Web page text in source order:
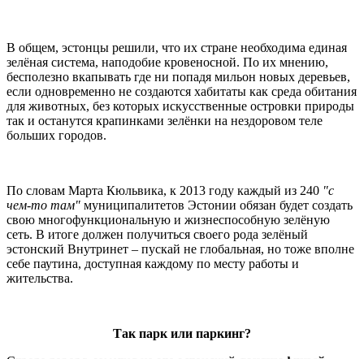
В общем, эстонцы решили, что их стране необходима единая
зелёная система, наподобие кровеносной. По их мнению,
бесполезно вкапывать где ни попадя мильон новых деревьев,
если одновременно не создаются хабитаты как среда обитания
для животных, без которых искусственные островки природы
так и останутся крапинками зелёнки на нездоровом теле
больших городов.
По словам Марта Кюльвика, к 2013 году каждый из 240 "с
чем-то там" муниципалитетов Эстонии обязан будет создать
свою многофункциональную и жизнеспособную зелёную
сеть. В итоге должен получиться своего рода зелёный
эстонский Внутринет – пускай не глобальная, но тоже вполне
себе паутина, доступная каждому по месту работы и
жительства.
Так парк или паркинг?